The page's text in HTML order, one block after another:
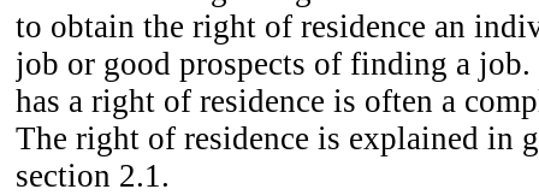
to obtain the right of residence an
job or good prospects of finding a
has a right of residence is often a
The right of residence is explained in
section 2.1.